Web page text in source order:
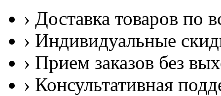
› Доставка товаров по
› Индивидуальные
› Прием заказов без
› Консультативная